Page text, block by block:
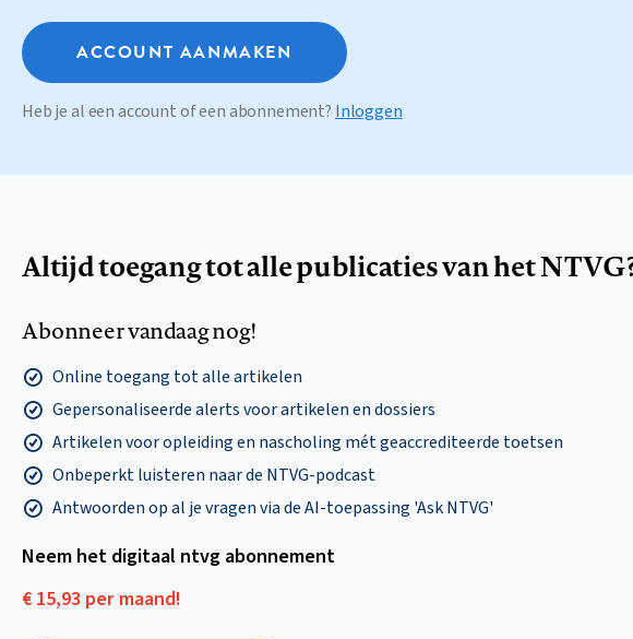
ACCOUNT AANMAKEN
Heb je al een account of een abonnement? Inloggen
Altijd toegang tot alle publicaties van het
Abonneer vandaag nog!
Online toegang tot alle artikelen
Gepersonaliseerde alerts voor artikelen en dossiers
Artikelen voor opleiding en nascholing mét geaccrediteerde toetsen
Onbeperkt luisteren naar de NTVG-podcast
Antwoorden op al je vragen via de AI-toepassing 'Ask NTVG'
Neem het digitaal ntvg abonnement
€ 15,93 per maand!